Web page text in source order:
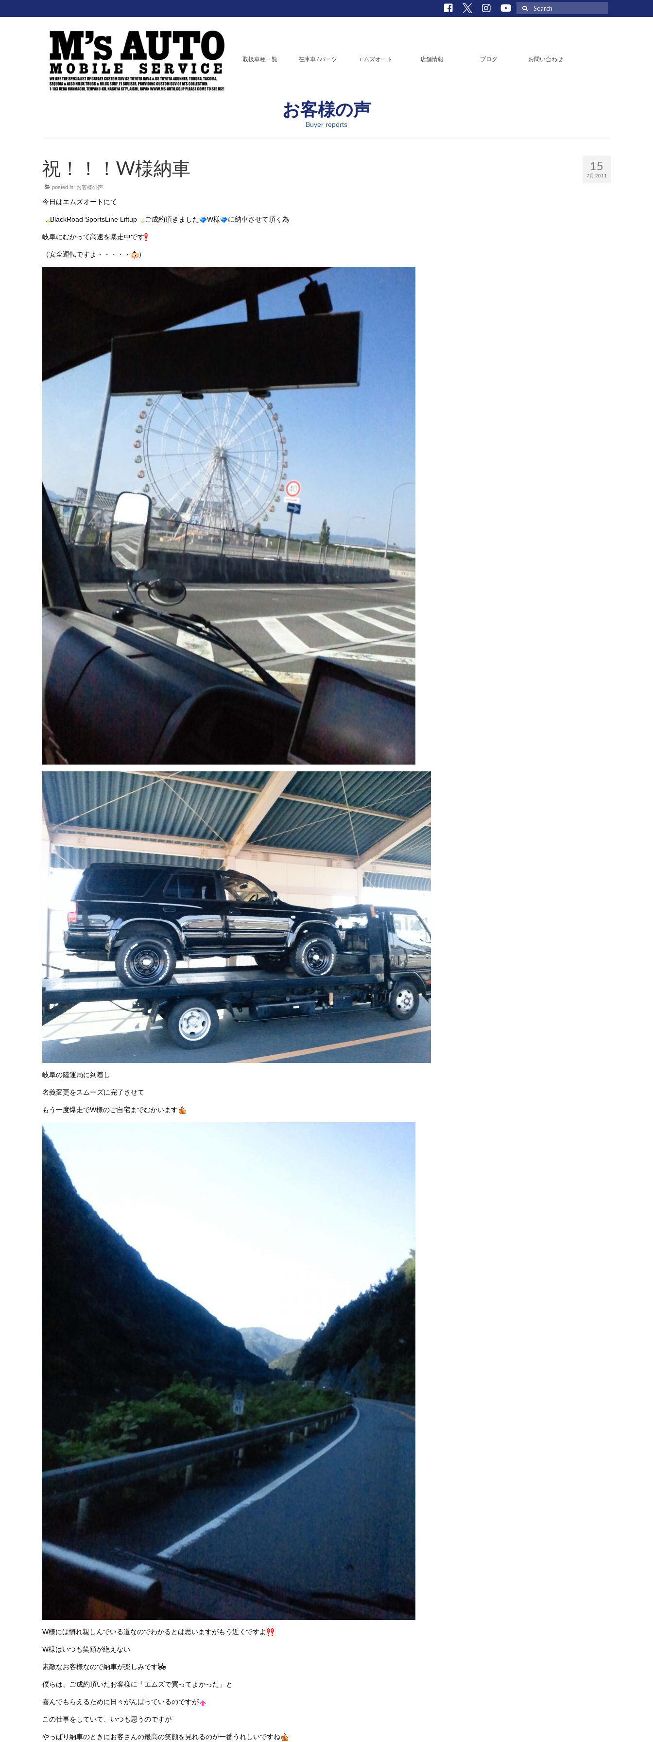
Search
for:
取扱車種一覧 在庫車 / パーツ エムズオート 店舗情報 ブログ お問い合わせ
お客様の声
Buyer reports
15
7月 2011
祝！！！W様納車
posted in: お客様の声
今日はエムズオートにて
BlackRoad SportsLine Liftup ご成約頂きました W様 に納車させて頂く為
岐阜にむかって高速を暴走中です
（安全運転ですよ・・・・・ ）
岐阜の陸運局に到着し
名義変更をスムーズに完了させて
もう一度爆走でW様のご自宅までむかいます
W様には慣れ親しんでいる道なのでわかるとは思いますがもう近くですよ
W様はいつも笑顔が絶えない
素敵なお客様なので納車が楽しみです
僕らは、ご成約頂いたお客様に「エムズで買ってよかった」と
喜んでもらえるために日々がんばっているのですが
この仕事をしていて、いつも思うのですが
やっぱり納車のときにお客さんの最高の笑顔を見れるのが一番うれしいですね